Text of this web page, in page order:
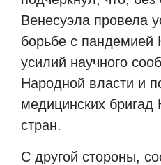
Венесуэла провела
борьбе с
усилий научного
Народной власти и
медицинских
стран.
С другой стороны,